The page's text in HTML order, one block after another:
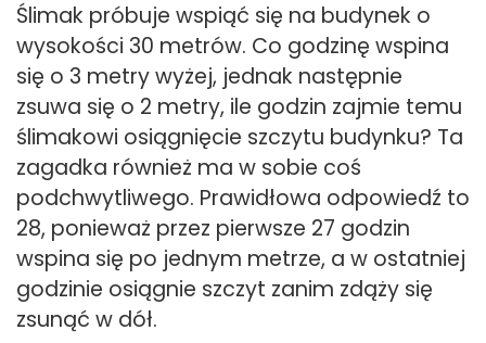
Ślimak próbuje wspiąć się na budynek o
wysokości 30 metrów. Co godzinę wspina
się o 3 metry wyżej, jednak następnie
zsuwa się o 2 metry, ile godzin zajmie temu
ślimakowi osiągnięcie szczytu budynku? Ta
zagadka również ma w sobie coś
podchwytliwego. Prawidłowa odpowiedź to
28, ponieważ przez pierwsze 27 godzin
wspina się po jednym metrze, a w ostatniej
godzinie osiągnie szczyt zanim zdąży się
zsunąć w dół.